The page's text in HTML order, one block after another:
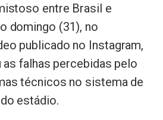
entre Brasil e
domingo (31), no
publicado no Instagram,
as falhas percebidas pelo
técnicos no sistema de
estádio.